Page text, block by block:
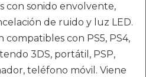
con sonido envolvente,
de ruido y luz LED.
compatibles con PS5, PS4,
3DS, portátil, PSP,
teléfono móvil. Viene